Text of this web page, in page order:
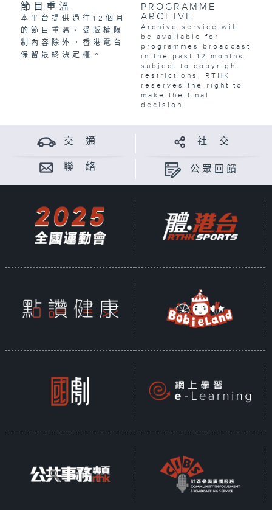
節目重溫
本平台提供過往12個月
的節目重溫，受版權限
制內容除外。香港電台
保留最終決定權。
PROGRAMME
ARCHIVE
Archive service will
be available for
programmes broadcast
in the past 12 months,
subject to copyright
restrictions. RTHK
reserves the right to
make the final
decision.
交 通 社 交
聯 絡 公眾回饋